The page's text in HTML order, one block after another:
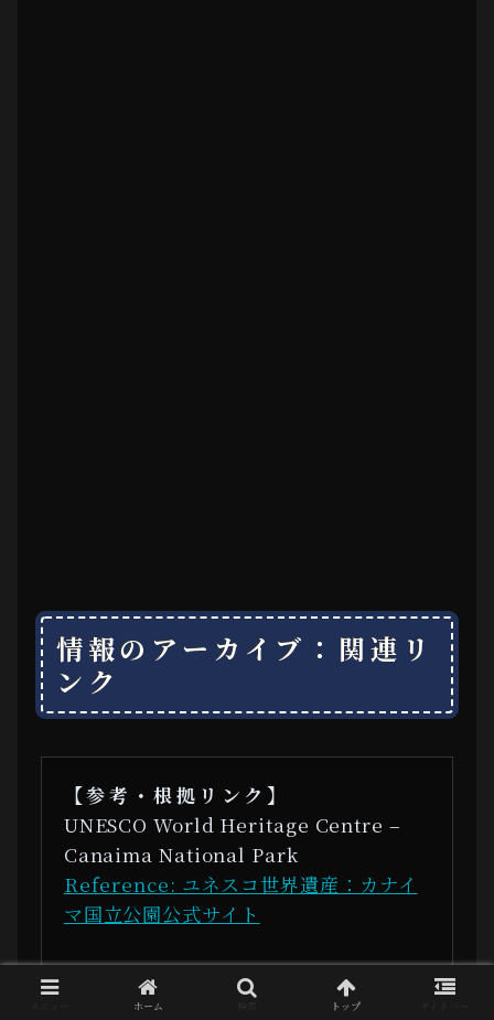
情報のアーカイブ：関連リ
ンク
【参考・根拠リンク】
UNESCO World Heritage Centre –
Canaima National Park
Reference: ユネスコ世界遺産：カナイ
マ国立公園公式サイト
The Lost World by Arthur Conan
ホーム トップ